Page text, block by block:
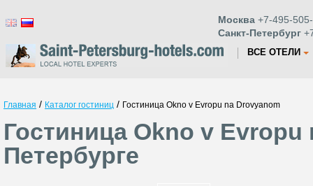
Москва +7-495-
Санкт-Петербург
ВСЕ ОТЕЛИ
Главная / Каталог гостиниц / Гостиница Okno v Evropu na Drovyanom
Гостиница Okno v
Петербурге